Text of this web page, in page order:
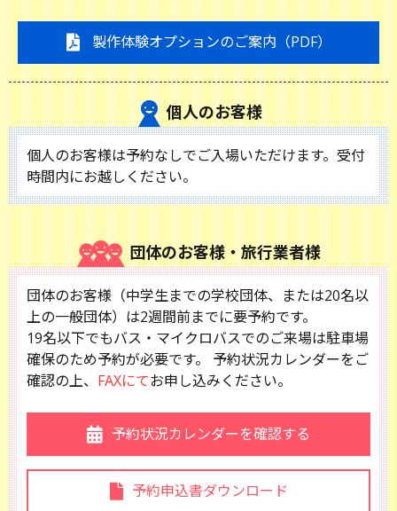
製作体験オプションのご案内（PDF）
個人のお客様
個人のお客様は予約なしでご入場いただけます。受付
時間内にお越しください。
団体のお客様・旅行業者様
団体のお客様（中学生までの学校団体、または20名以
上の一般団体）は2週間前までに要予約です。
19名以下でもバス・マイクロバスでのご来場は駐車場
確保のため予約が必要です。
予約状況カレンダーをご
確認の上、 FAXにてお申し込みください。
予約状況カレンダーを確認する
予約申込書ダウンロード